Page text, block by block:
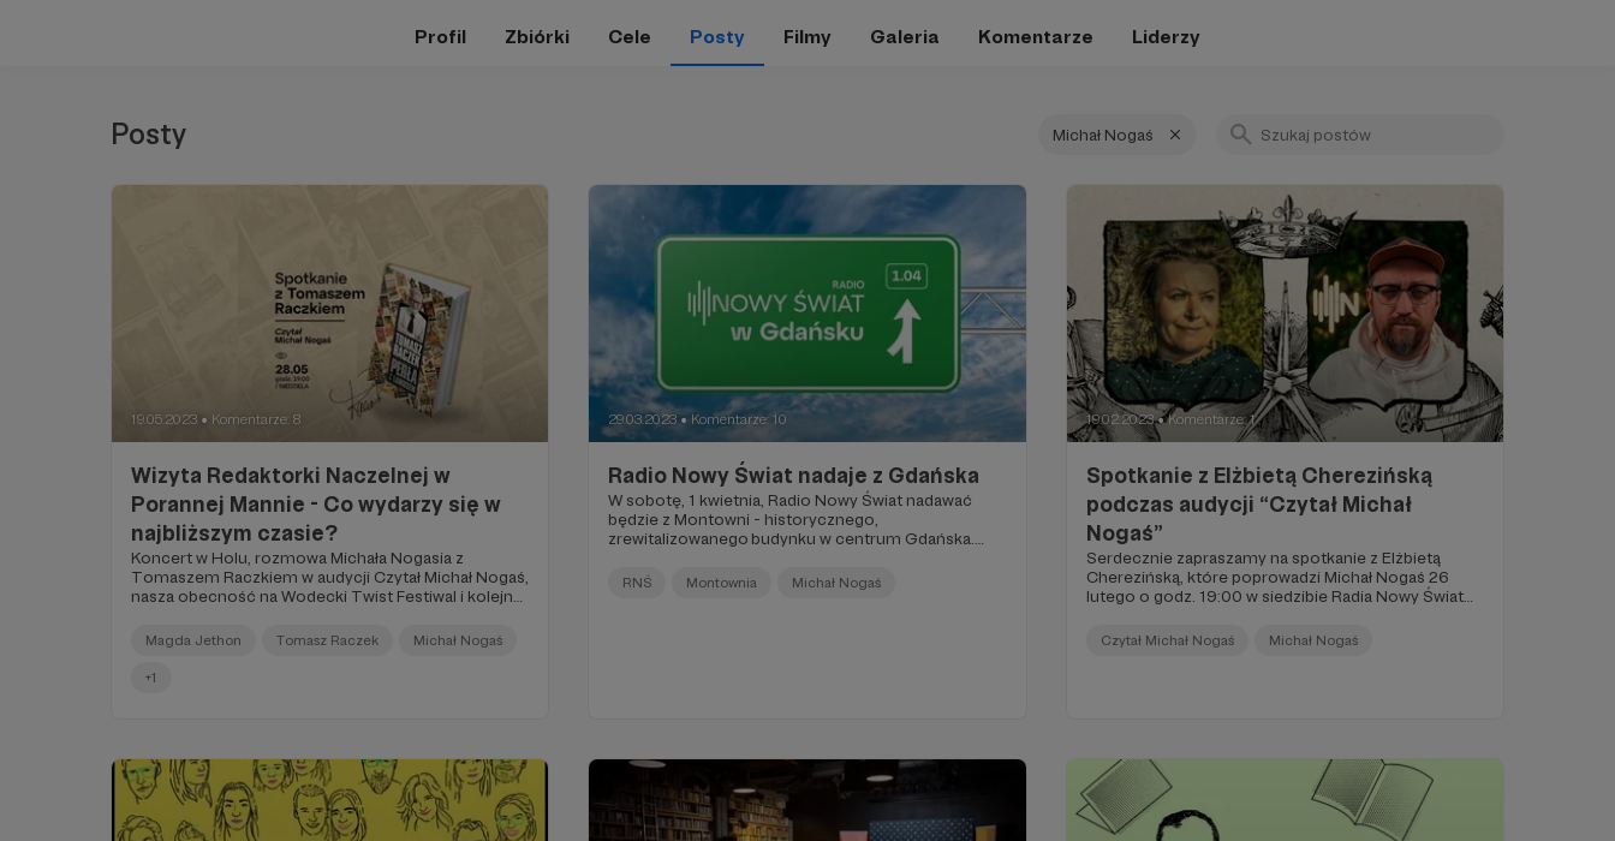
Profil Zbiórki Cele Posty Filmy Galeria Komentarze Liderzy
Posty Michał Nogaś
19.05.2023 ● Komentarze: 8
Wizyta Redaktorki Naczelnej w
Porannej Mannie - Co wydarzy się w
najbliższym czasie?
Koncert w Holu, rozmowa Michała Nogasia z
Tomaszem Raczkiem w audycji Czytał Michał Nogaś,
nasza obecność na Wodecki Twist Festiwal i kolejny
z Akademią Teatralną.
Magda Jethon Tomasz Raczek Michał Nogaś
+1
29.03.2023 ● Komentarze: 10
Radio Nowy Świat nadaje z Gdańska
W sobotę, 1 kwietnia, Radio Nowy Świat nadawać
będzie z Montowni - historycznego,
zrewitalizowanego budynku w centrum Gdańska.
RNŚ Montownia Michał Nogaś
19.02.2023 ● Komentarze: 1
Spotkanie z Elżbietą Cherezińską
podczas audycji “Czytał Michał
Nogaś”
Serdecznie zapraszamy na spotkanie z Elżbietą
Cherezińską, które poprowadzi Michał Nogaś 26
lutego o godz. 19:00 w siedzibie Radia Nowy Świat
jednocześnie transmitowana na antenie – jako
audycja „Czytał Michał Nogaś”.
Czytał Michał Nogaś Michał Nogaś